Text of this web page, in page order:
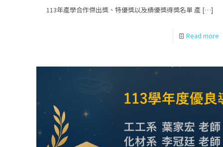
113年產學合作傑出獎、特優獎以及績優獎得獎名單 產 […]
Read more